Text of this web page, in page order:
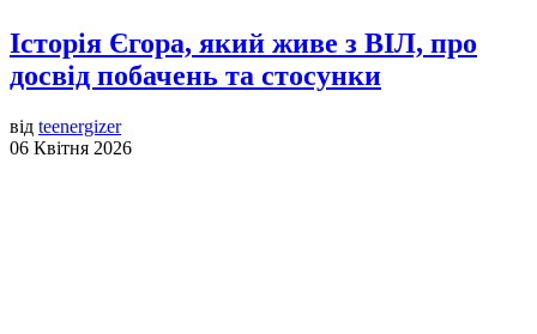
Історія Єгора, який живе з ВІЛ, про
досвід побачень та стосунки
від teenergizer
06 Квітня 2026